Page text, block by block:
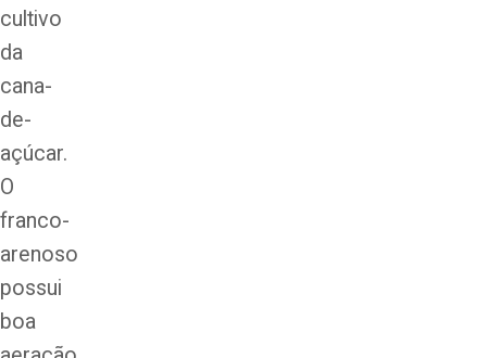
cultivo
da
cana-
de-
açúcar.
O
franco-
arenoso
possui
boa